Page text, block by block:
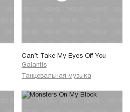
Can’t Take My Eyes Off You
Galantis
Танцевальная музыка